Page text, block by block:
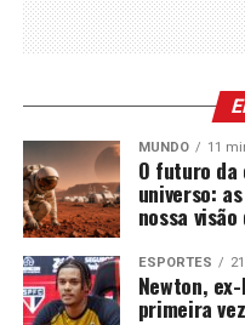
MUNDO 11
O futuro
universo:
nossa
ESPORTES
Newton,
primeira